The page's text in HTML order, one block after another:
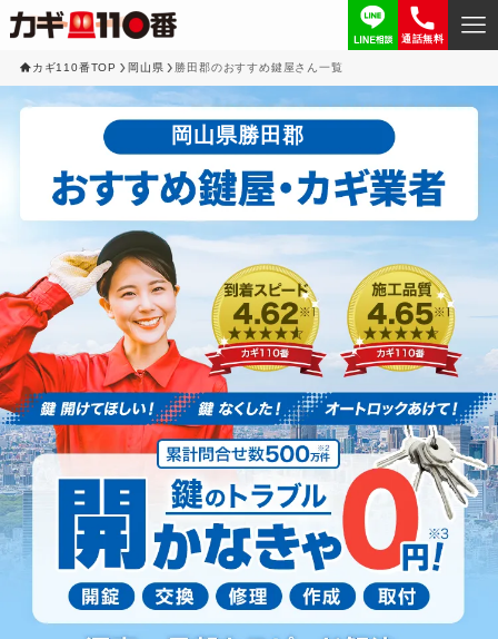
通話無料
カギ110番TOP 岡山県 勝田郡のおすすめ鍵屋さん一覧
岡山県勝田郡